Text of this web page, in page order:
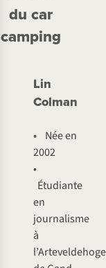
du car
camping
Lin
Colman
• Née en
2002
•
Étudiante
en
journalisme
à